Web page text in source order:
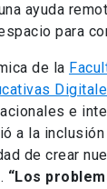
ayuda
para
de la
e
a la
de crear
“Los